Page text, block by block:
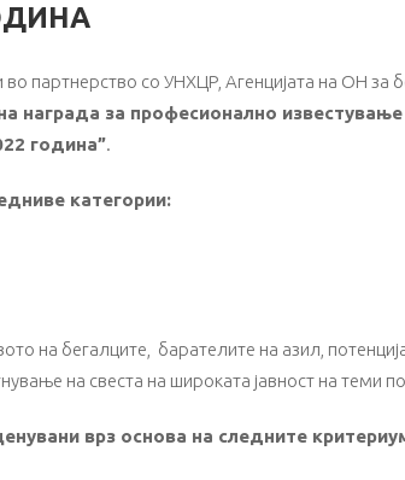
партнерство со УНХЦР, Агенцијата на ОН за
награда за професионално
година”.
категории:
на бегалците, барателите на азил,
на свеста на широката јавност на теми
врз основа на следните